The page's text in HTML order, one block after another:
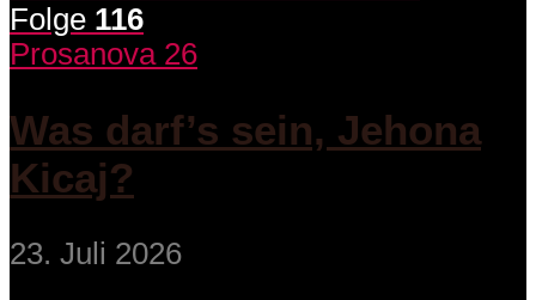
Folge 116
Prosanova 26
Was darf’s sein, Jehona
Kicaj?
23. Juli 2026